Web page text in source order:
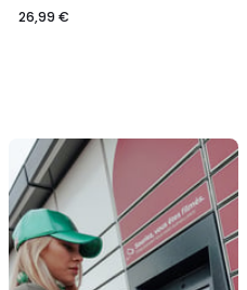
26,99 €
Nouveau
Livraison
en
Locker
Mondial
Relay